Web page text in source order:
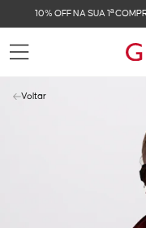
FRETE GRÁTIS
Voltar